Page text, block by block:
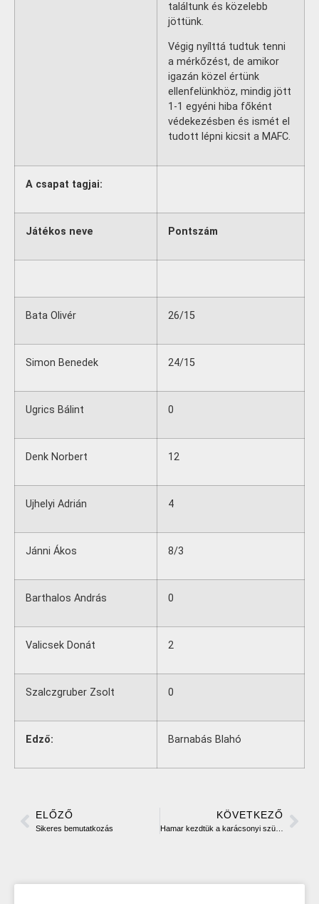
találtunk és közelebb
jöttünk.
Végig nyílttá tudtuk tenni
a mérkőzést, de amikor
igazán közel értünk
ellenfelünkhöz, mindig jött
1-1 egyéni hiba főként
védekezésben és ismét el
tudott lépni kicsit a MAFC.
A csapat tagjai:
Játékos neve Pontszám
Bata Olivér 26/15
Simon Benedek 24/15
Ugrics Bálint 0
Denk Norbert 12
Ujhelyi Adrián 4
Jánni Ákos 8/3
Barthalos András 0
Valicsek Donát 2
Szalczgruber Zsolt 0
Edző: Barnabás Blahó
ELŐZŐ
Sikeres bemutatkozás
KÖVETKEZŐ
Hamar kezdtük a karácsonyi szünetet